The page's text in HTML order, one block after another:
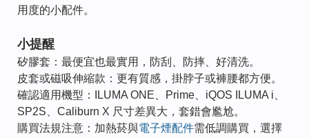
用度的小配件。
小提醒
矽膠套：最便宜也最實用，防刮、防摔、好清洗。
皮套或磁吸伸縮款：更有質感，掛脖子或褲腰都方便。
確認適用機型：ILUMA ONE、Prime、iQOS ILUMA i、
SP2S、Caliburn X 尺寸差異大，套錯會尷尬。
購買法規注意：加熱菸與電子煙配件需低調購買，選擇